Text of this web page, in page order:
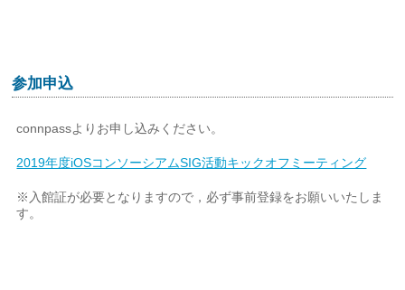
参加申込
connpassよりお申し込みください。
2019年度iOSコンソーシアムSIG活動キックオフミーティング
※入館証が必要となりますので，必ず事前登録をお願いいたしま
す。